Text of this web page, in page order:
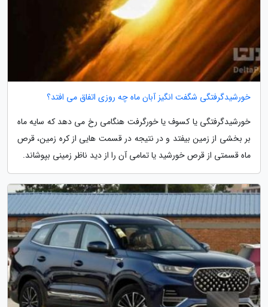
خورشیدگرفتگی شگفت انگیز آبان ماه چه روزی اتفاق می افتد؟
خورشیدگرفتگی یا کسوف یا خورگرفت هنگامی رخ می دهد که سایه ماه
بر بخشی از زمین بیفتد و در نتیجه در قسمت هایی از کره زمین، قرص
ماه قسمتی از قرص خورشید یا تمامی آن را از دید ناظر زمینی بپوشاند.